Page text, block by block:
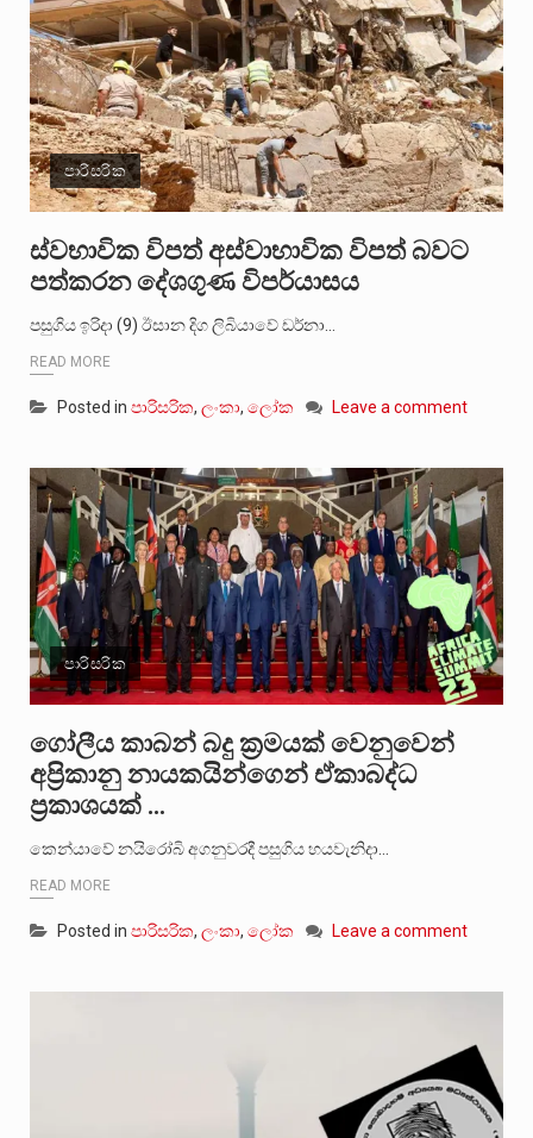
පාරිසරික
ස්වභාවික විපත් අස්වාභාවික විපත් බවට
පත්කරන දේශගුණ විපර්යාසය
පසුගිය ඉරිදා (9) ඊසාන දිග ලිබියාවේ ඩර්නා…
READ MORE
Posted in පාරිසරික, ලංකා, ලෝක Leave a comment
පාරිසරික
ගෝලීය කාබන් බදු ක්‍රමයක් වෙනුවෙන්
අප්‍රිකානු නායකයින්ගෙන් ඒකාබද්ධ
ප්‍රකාශයක් …
කෙන්යාවේ නයිරෝබි අගනුවරදී පසුගිය හයවැනිදා…
READ MORE
Posted in පාරිසරික, ලංකා, ලෝක Leave a comment